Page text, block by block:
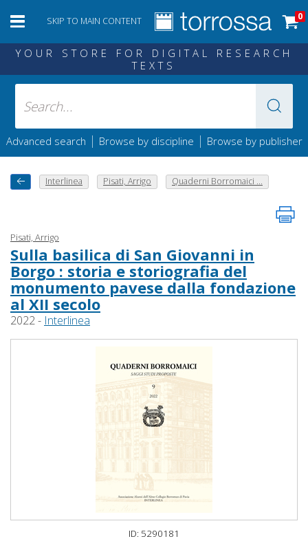
SKIP TO MAIN CONTENT 0
YOUR STORE FOR DIGITAL RESEARCH
TEXTS
Advanced search | Browse by discipline | Browse by publisher
Interlinea Pisati, Arrigo Quaderni Borromaici ...
Pisati, Arrigo
Sulla basilica di San Giovanni in
Borgo : storia e storiografia del
monumento pavese dalla fondazione
al XII secolo
2022 - Interlinea
ID: 5290181